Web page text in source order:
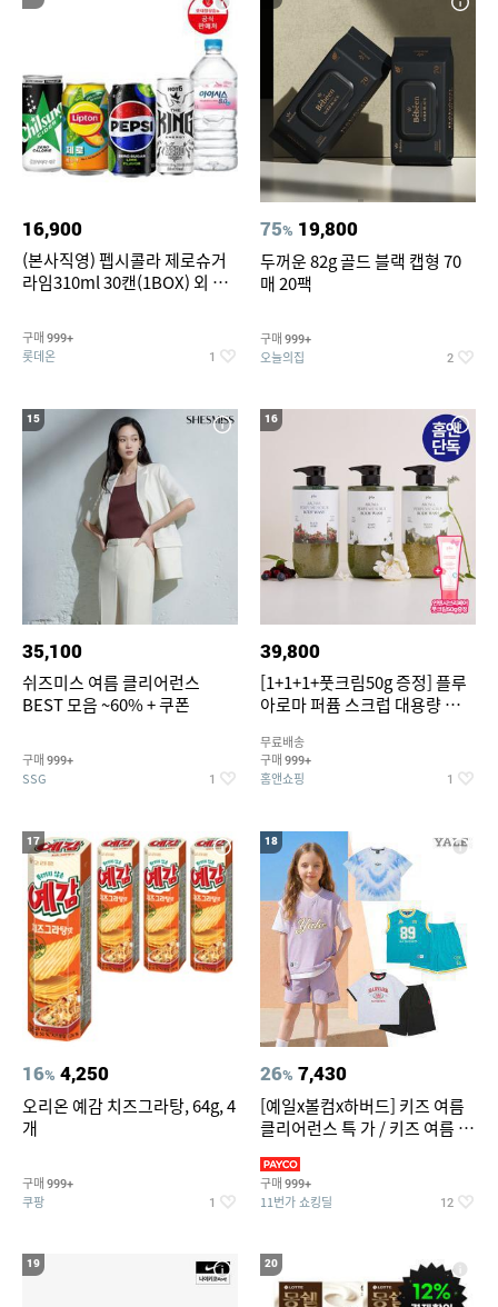
16,900
(본사직영) 펩시콜라 제로슈거
라임310ml 30캔(1BOX) 외 롯
구매 999+
롯데온 1
75% 19,800
두꺼운 82g 골드 블랙 캡형 70
매 20팩
구매 999+
오늘의집 2
15
35,100
쉬즈미스 여름 클리어런스
BEST 모음 ~60% + 쿠폰
구매 999+
SSG 1
16
39,800
[1+1+1+풋크림50g 증정] 플루
아로마 퍼퓸 스크럽 대용량 바디
무료배송
구매 999+
홈앤쇼핑 1
17
16% 4,250
오리온 예감 치즈그라탕, 64g, 4
개
구매 999+
쿠팡 1
18
26% 7,430
[예일x볼컴x하버드] 키즈 여름
클리어런스 특 가 / 키즈 여름 수
구매 999+
11번가 쇼킹딜 12
19 20